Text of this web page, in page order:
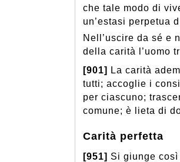
che tale modo di
un’estasi perpetua
Nell’uscire da sé e
della carità l’uomo
[901]
La carità
tutti; accoglie i
per ciascuno;
comune; è lieta di
Carità perfetta
[951] Si giunge